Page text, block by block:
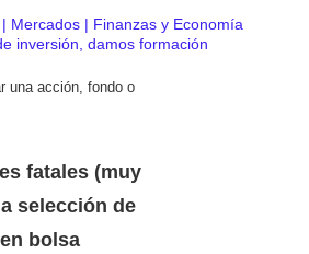
Mercados | Finanzas y Economía
inversión, damos formación
una acción, fondo o
fatales (muy
selección de
bolsa